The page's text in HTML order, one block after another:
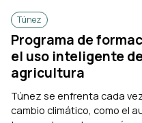
Túnez
Programa de
el uso inteligente
agricultura
Túnez se enfrenta cada
cambio climático, como el